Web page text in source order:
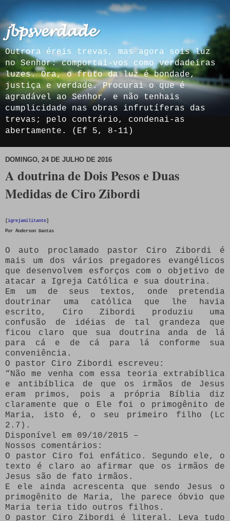
𝓳𝓫𝓹𝓼𝓿𝓮𝓻𝓭𝓪𝓭𝓮
Outrora éreis trevas, mas agora sois luz
no Senhor: comportai-vos como verdadeiras
luzes. Ora, o fruto da luz é bondade,
justiça e verdade. Procurai o que é
agradável ao Senhor, e não tenhais
cumplicidade nas obras infrutíferas das
trevas; pelo contrário, condenai-as
abertamente. (Ef 5, 8-11)
DOMINGO, 24 DE JULHO DE 2016
A doutrina de Dois Pesos e Duas
Medidas de Ciro Zibordi
igrejamilitante
Por Anderson Dantas
O auto proclamado pastor Ciro Zibordi é
mais um dos vários pregadores evangélicos
que desenvolvem esforços com o objetivo de
atacar a Igreja Católica e sua doutrina.
Em um de seus textos, onde pretendia
doutrinar uma católica que lhe havia
escrito, Ciro Zibordi produziu uma
confusão de idéias de tal grandeza que
ficou claro que sua doutrina anda de lá
para cá e de cá para lá conforme sua
conveniência.
O pastor Ciro Zibordi escreveu:
“Não me venha com essa teoria extrabíblica
e antibíblica de que os irmãos de Jesus
eram primos, pois a própria Bíblia diz
claramente que o Ele foi o primogênito de
Maria, isto é, o seu primeiro filho (Lc
2.7).
Disponível em 09/10/2015 –
Nossos comentários:
O pastor Ciro foi enfático. Segundo ele, o
texto é claro ao afirmar que os irmãos de
Jesus são de fato irmãos.
E ele ainda acrescenta que sendo Jesus o
primogênito de Maria, lhe parece óbvio que
Maria teria tido outros filhos.
O pastor Ciro Zibordi é literal. Leva tudo